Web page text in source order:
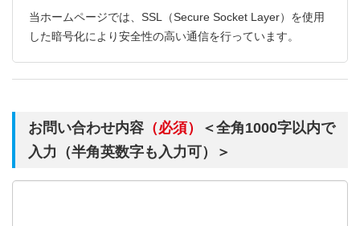
当ホームページでは、SSL（Secure Socket Layer）を使用
した暗号化により安全性の高い通信を行っています。
お問い合わせ内容 （必須）
＜全角1000字以内で
入力（半角英数字も入力可）＞